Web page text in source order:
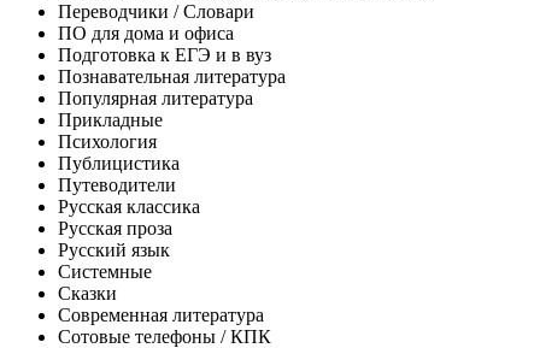
Переводчики / Словари
ПО для дома и офиса
Подготовка к ЕГЭ и в вуз
Познавательная литература
Популярная литература
Прикладные
Психология
Публицистика
Путеводители
Русская классика
Русская проза
Русский язык
Системные
Сказки
Современная литература
Сотовые телефоны / КПК